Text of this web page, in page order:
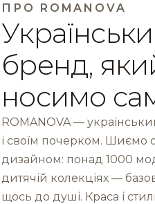
ПРО ROMANOVA
бренд,
носимо
ROMANOVA —
і своїм почерком. Шиємо
дизайном: понад 1000
дитячій колекціях —
щось до душі. Краса і